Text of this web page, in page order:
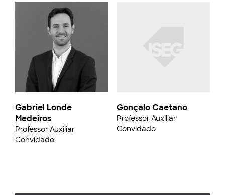
Gabriel Londe
Medeiros
Professor Auxiliar
Convidado
Gonçalo Caetano
Professor Auxiliar
Convidado